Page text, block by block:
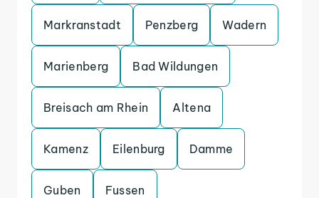
Markranstadt Penzberg Wadern
Marienberg Bad Wildungen
Breisach am Rhein Altena
Kamenz Eilenburg Damme
Guben Fussen